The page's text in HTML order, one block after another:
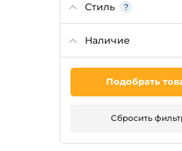
Стиль
Наличие
Подобрать
Сбросить